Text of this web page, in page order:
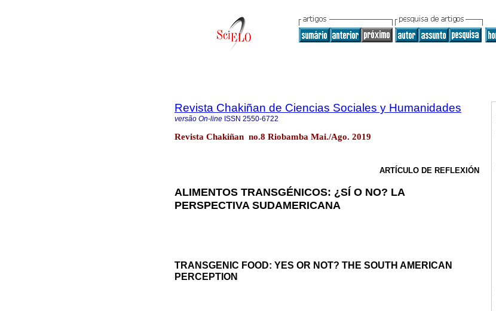
Revista Chakiñan de Ciencias Sociales y Humanidades
versão On-line ISSN 2550-6722
Revista Chakiñan no.8 Riobamba Mai./Ago. 2019
ARTÍCULO DE REFLEXIÓN
ALIMENTOS TRANSGÉNICOS: ¿SÍ O NO? LA
PERSPECTIVA SUDAMERICANA
TRANSGENIC FOOD: YES OR NOT? THE SOUTH AMERICAN
PERCEPTION